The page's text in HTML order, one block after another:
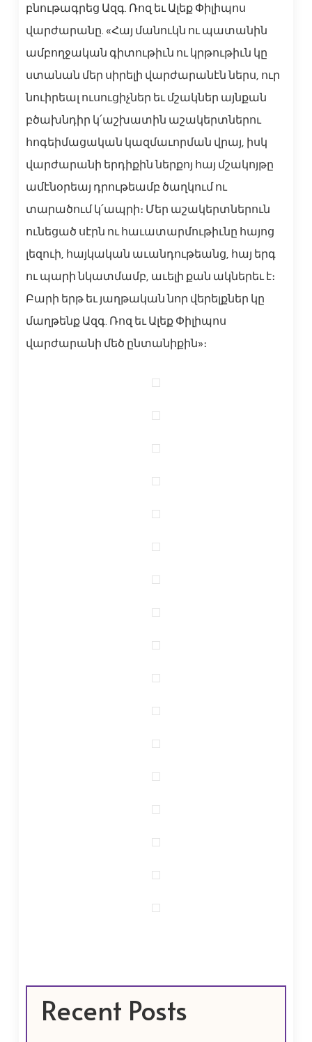
բնութագրեց Ազգ. Ռոզ եւ Ալեք Փիլիպոս
վարժարանը. «Հայ մանուկն ու պատանին
ամբողջական գիտութիւն ու կրթութիւն կը
ստանան մեր սիրելի վարժարանէն ներս, ուր
նուիրեալ ուսուցիչներ եւ մշակներ այնքան
բծախնդիր կ՛աշխատին աշակերտներու
հոգեիմացական կազմաւորման վրայ, իսկ
վարժարանի երդիքին ներքոյ հայ մշակոյթը
ամէնօրեայ դրութեամբ ծաղկում ու
տարածում կ՛ապրի։ Մեր աշակերտներուն
ունեցած սէրն ու հաւատարմութիւնը հայոց
լեզուի, հայկական աւանդութեանց, հայ երգ
ու պարի նկատմամբ, աւելի քան ակներեւ է։
Բարի երթ եւ յաղթական նոր վերելքներ կը
մաղթենք Ազգ. Ռոզ եւ Ալեք Փիլիպոս
վարժարանի մեծ ընտանիքին»։
Recent Posts